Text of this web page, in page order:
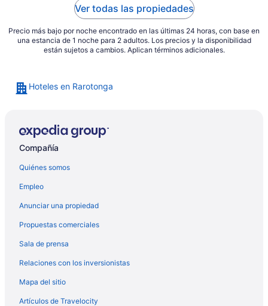
Ver todas las propiedades
Precio más bajo por noche encontrado en las últimas 24 horas, con base en
una estancia de 1 noche para 2 adultos. Los precios y la disponibilidad
están sujetos a cambios. Aplican términos adicionales.
Hoteles en Rarotonga
Compañía
Quiénes somos
Empleo
Anunciar una propiedad
Propuestas comerciales
Sala de prensa
Relaciones con los inversionistas
Mapa del sitio
Artículos de Travelocity